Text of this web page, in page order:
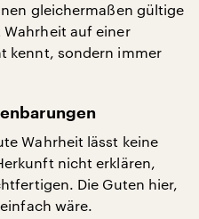
gleichermaßen gültige
Wahrheit auf einer
kennt, sondern immer
Wahrheit lässt keine
nicht erklären,
Die Guten hier,
wäre.